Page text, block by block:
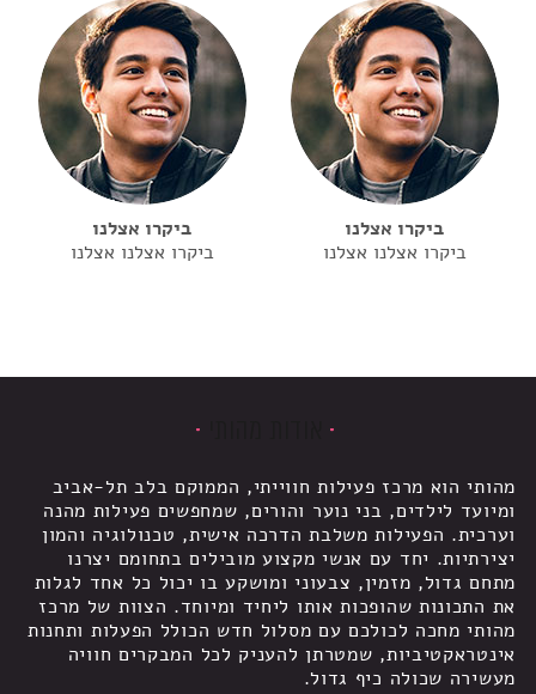
ביקרו אצלנו
ביקרו אצלנו אצלנו
ביקרו אצלנו
ביקרו אצלנו אצלנו
מהותי הוא מרכז פעילות חווייתי, הממוקם בלב תל-אביב
ומיועד לילדים, בני נוער והורים, שמחפשים פעילות מהנה
וערכית. הפעילות משלבת הדרכה אישית, טכנולוגיה והמון
יצירתיות. יחד עם אנשי מקצוע מובילים בתחומם יצרנו
מתחם גדול, מזמין, צבעוני ומושקע בו יכול כל אחד לגלות
את התכונות שהופכות אותו ליחיד ומיוחד. הצוות של מרכז
מהותי מחכה לכולכם עם מסלול חדש הכולל הפעלות ותחנות
אינטראקטיביות, שמטרתן להעניק לכל המבקרים חוויה
מעשירה שכולה כיף גדול.